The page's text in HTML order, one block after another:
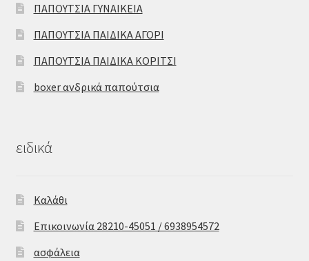
ΠΑΠΟΥΤΣΙΑ ΓΥΝΑΙΚΕΙΑ
ΠΑΠΟΥΤΣΙΑ ΠΑΙΔΙΚΑ ΑΓΟΡΙ
ΠΑΠΟΥΤΣΙΑ ΠΑΙΔΙΚΑ ΚΟΡΙΤΣΙ
boxer ανδρικά παπούτσια
ειδικά
Καλάθι
Επικοινωνία 28210-45051 / 6938954572
ασφάλεια